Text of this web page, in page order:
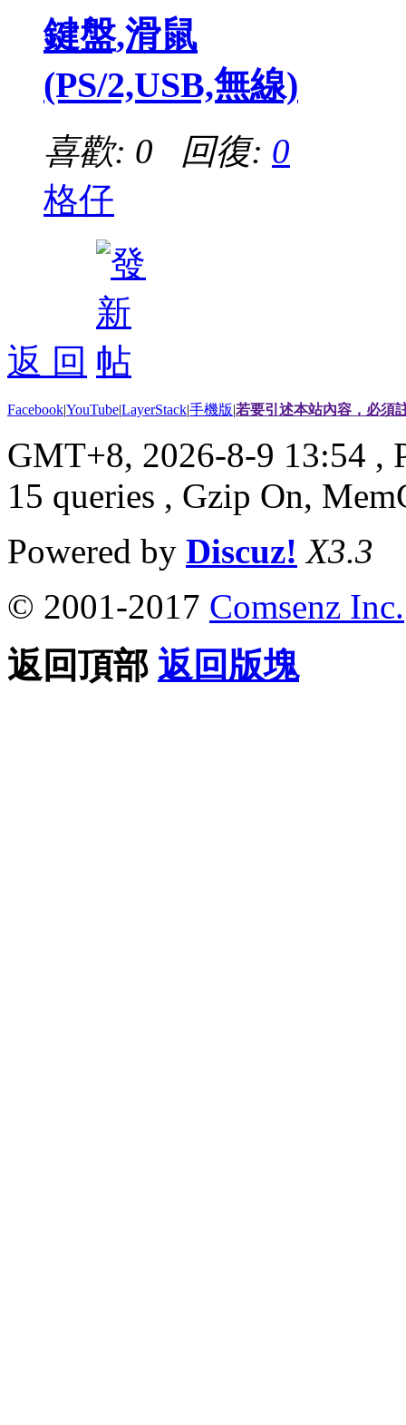
鍵盤,滑鼠
(PS/2,USB,無線)
喜歡: 0 回復: 0
格仔
返 回
Facebook|YouTube|LayerStack|手機版|若要引述本站內容，必須
GMT+8, 2026-8-9 13:54 ,
15 queries , Gzip On,
Powered by Discuz! X3.3
© 2001-2017 Comsenz Inc.
返回頂部 返回版塊